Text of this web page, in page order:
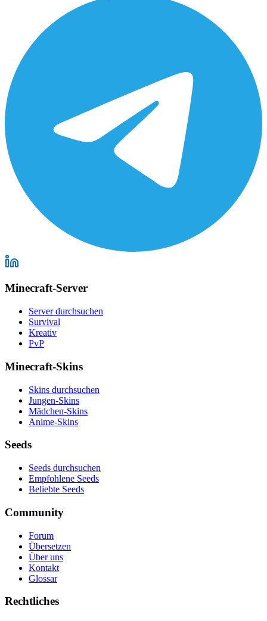
Minecraft-Server
Server durchsuchen
Survival
Kreativ
PvP
Minecraft-Skins
Skins durchsuchen
Jungen-Skins
Mädchen-Skins
Anime-Skins
Seeds
Seeds durchsuchen
Empfohlene Seeds
Beliebte Seeds
Community
Forum
Übersetzen
Über uns
Kontakt
Glossar
Rechtliches